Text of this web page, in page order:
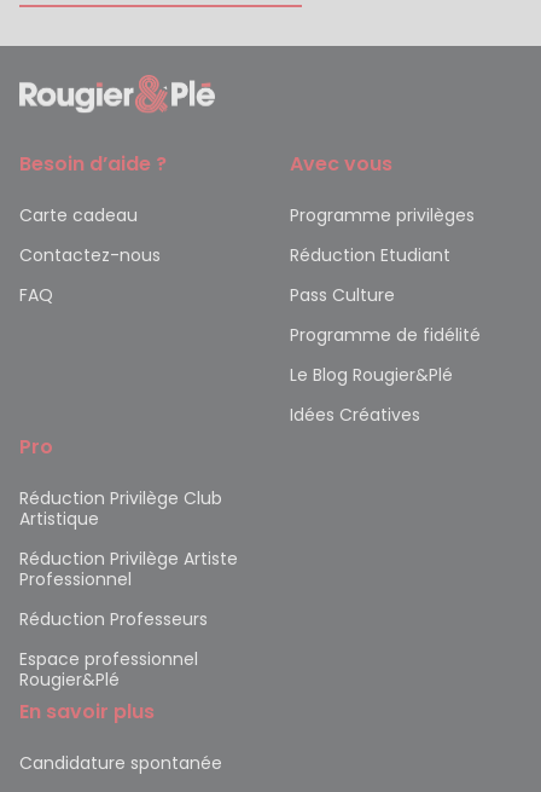
Besoin d’aide ?
Carte cadeau
Contactez-nous
FAQ
Avec vous
Programme privilèges
Réduction Etudiant
Pass Culture
Programme de fidélité
Le Blog Rougier&Plé
Idées Créatives
Pro
Réduction Privilège Club
Artistique
Réduction Privilège Artiste
Professionnel
Réduction Professeurs
Espace professionnel
Rougier&Plé
En savoir plus
Candidature spontanée